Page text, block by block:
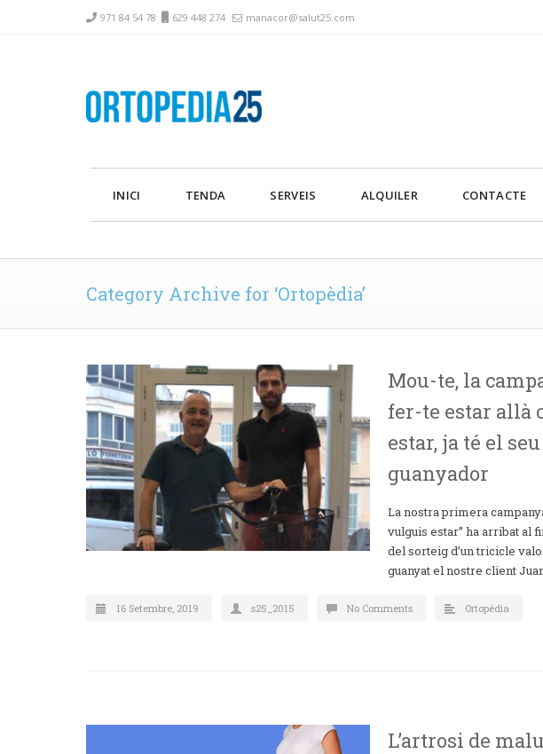
971 84 54 78 629 448 274 manacor@salut25.com
INICI TENDA SERVEIS ALQUILER CONTACTE
Category Archive for ‘Ortopèdia’
Mou-te, la
fer-te estar allà
estar, ja té el
guanyador
La nostra primera
vulguis estar” ha arribat al
del sorteig d’un tricicle
guanyat el nostre client
16 Setembre, 2019 s25_2015 No Comments Ortopèdia
L’artrosi de